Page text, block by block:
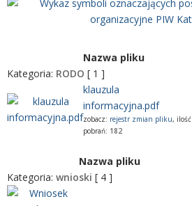
Nazwa pliku
Kategoria: RODO [ 1 ]
klauzula
informacyjna.pdf
zobacz: rejestr zmian pliku, ilość
pobrań: 182
Nazwa pliku
Kategoria: wnioski [ 4 ]